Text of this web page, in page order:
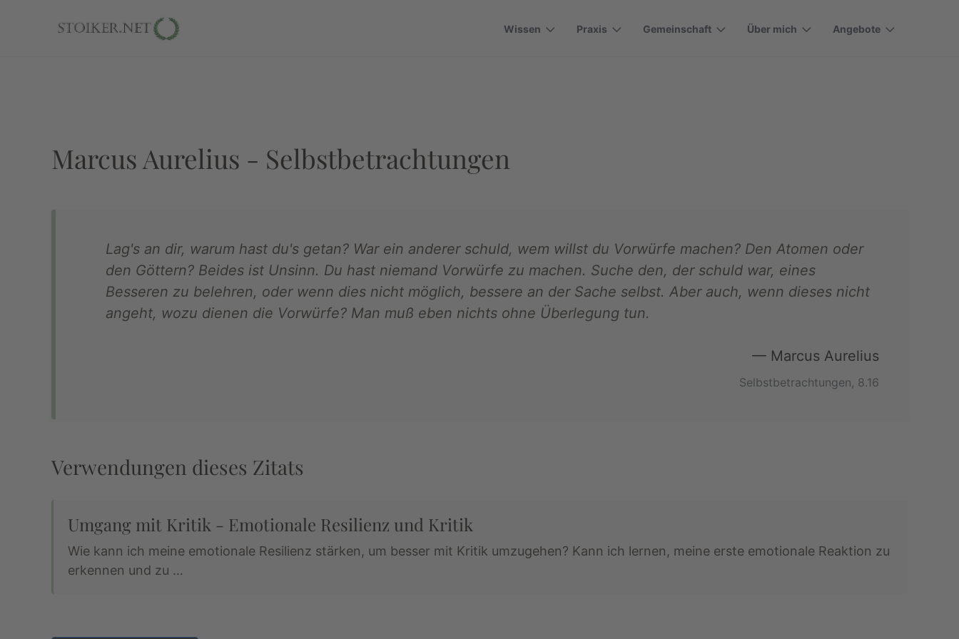
Wissen Praxis Gemeinschaft Über mich Angebote
Marcus Aurelius - Selbstbetrachtungen
Lag's an dir, warum hast du's getan? War ein anderer schuld, wem willst du Vorwürfe machen? Den Atomen oder
den Göttern? Beides ist Unsinn. Du hast niemand Vorwürfe zu machen. Suche den, der schuld war, eines
Besseren zu belehren, oder wenn dies nicht möglich, bessere an der Sache selbst. Aber auch, wenn dieses nicht
angeht, wozu dienen die Vorwürfe? Man muß eben nichts ohne Überlegung tun.
— Marcus Aurelius
Selbstbetrachtungen, 8.16
Verwendungen dieses Zitats
Umgang mit Kritik - Emotionale Resilienz und Kritik
Wie kann ich meine emotionale Resilienz stärken, um besser mit Kritik umzugehen? Kann ich lernen, meine erste emotionale Reaktion zu
erkennen und zu …